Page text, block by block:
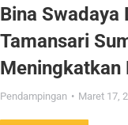
Bina Swadaya
Tamansari
Meningkatkan
Pendampingan Maret 17,